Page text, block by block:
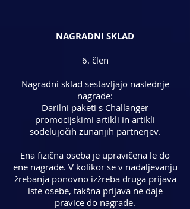
NAGRADNI SKLAD
6. člen
Nagradni sklad sestavljajo naslednje
nagrade:
Darilni paketi s Challanger
promocijskimi artikli in artikli
sodelujočih zunanjih partnerjev.
Ena fizična oseba je upravičena le do
ene nagrade. V kolikor se v nadaljevanju
žrebanja ponovno izžreba druga prijava
iste osebe, takšna prijava ne daje
pravice do nagrade.